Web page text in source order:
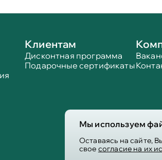
Мы используем
Оставаясь на сайте,
свое согласие на их
Клиентам
Дисконтная программа
Подарочные сертификаты